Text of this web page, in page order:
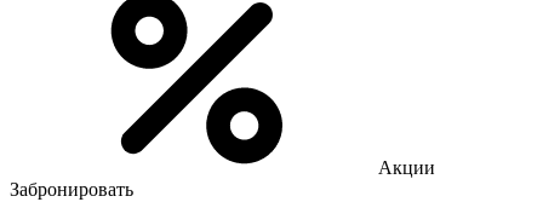
Акции
Забронировать